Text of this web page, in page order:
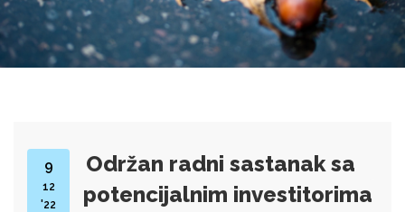
9
12
'22
Održan radni sastanak sa
potencijalnim investitorima